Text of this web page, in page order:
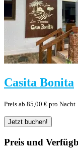
Casita Bonita
Preis ab 85,00 € pro Nacht
Preis und